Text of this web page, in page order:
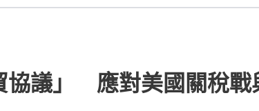
協議」 應對美國關稅戰